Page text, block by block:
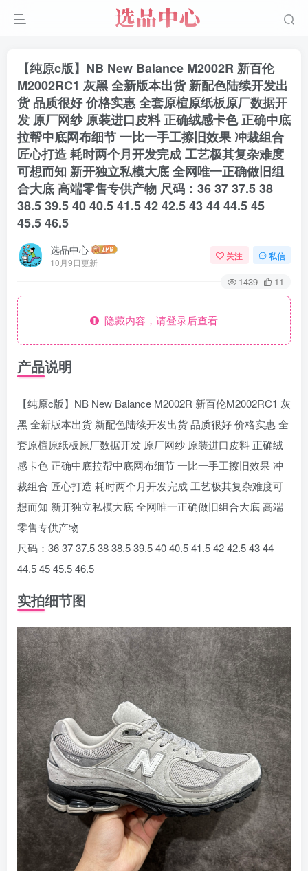
【纯原c版】NB New Balance M2002R 新百伦
M2002RC1 灰黑 全新版本出货 新配色陆续开发出
货 品质很好 价格实惠 全套原楦原纸板原厂数据开
发 原厂网纱 原装进口皮料 正确绒感卡色 正确中底
拉帮中底网布细节 一比一手工擦旧效果 冲裁组合
匠心打造 耗时两个月开发完成 工艺极其复杂难度
可想而知 新开独立私模大底 全网唯一正确做旧组
合大底 高端零售专供产物 尺码：36 37 37.5 38
38.5 39.5 40 40.5 41.5 42 42.5 43 44 44.5 45
45.5 46.5
选品中心
10月9日更新
关注 私信
1439 11
隐藏内容，请登录后查看
产品说明
【纯原c版】NB New Balance M2002R 新百伦M2002RC1 灰
黑 全新版本出货 新配色陆续开发出货 品质很好 价格实惠 全
套原楦原纸板原厂数据开发 原厂网纱 原装进口皮料 正确绒
感卡色 正确中底拉帮中底网布细节 一比一手工擦旧效果 冲
裁组合 匠心打造 耗时两个月开发完成 工艺极其复杂难度可
想而知 新开独立私模大底 全网唯一正确做旧组合大底 高端
零售专供产物
尺码：36 37 37.5 38 38.5 39.5 40 40.5 41.5 42 42.5 43 44
44.5 45 45.5 46.5
实拍细节图